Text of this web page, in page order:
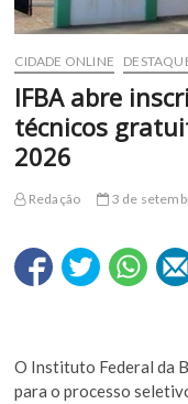
CIDADE ONLINE
IFBA abre
técnicos
2026
Redação 3 de
O Instituto Federal da
para o processo